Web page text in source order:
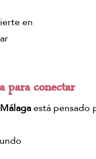
en
para conectar
está pensado